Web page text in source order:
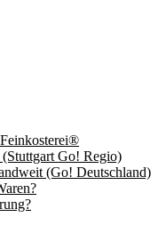
Go! Regio)
(Go! Deutschland)